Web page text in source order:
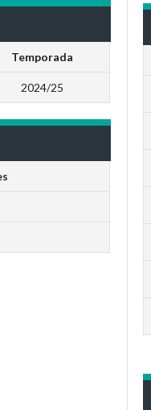
Temporada
2024/25